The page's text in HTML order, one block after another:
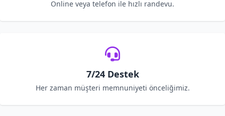
Online veya telefon ile hızlı randevu.
7/24 Destek
Her zaman müşteri memnuniyeti önceliğimiz.